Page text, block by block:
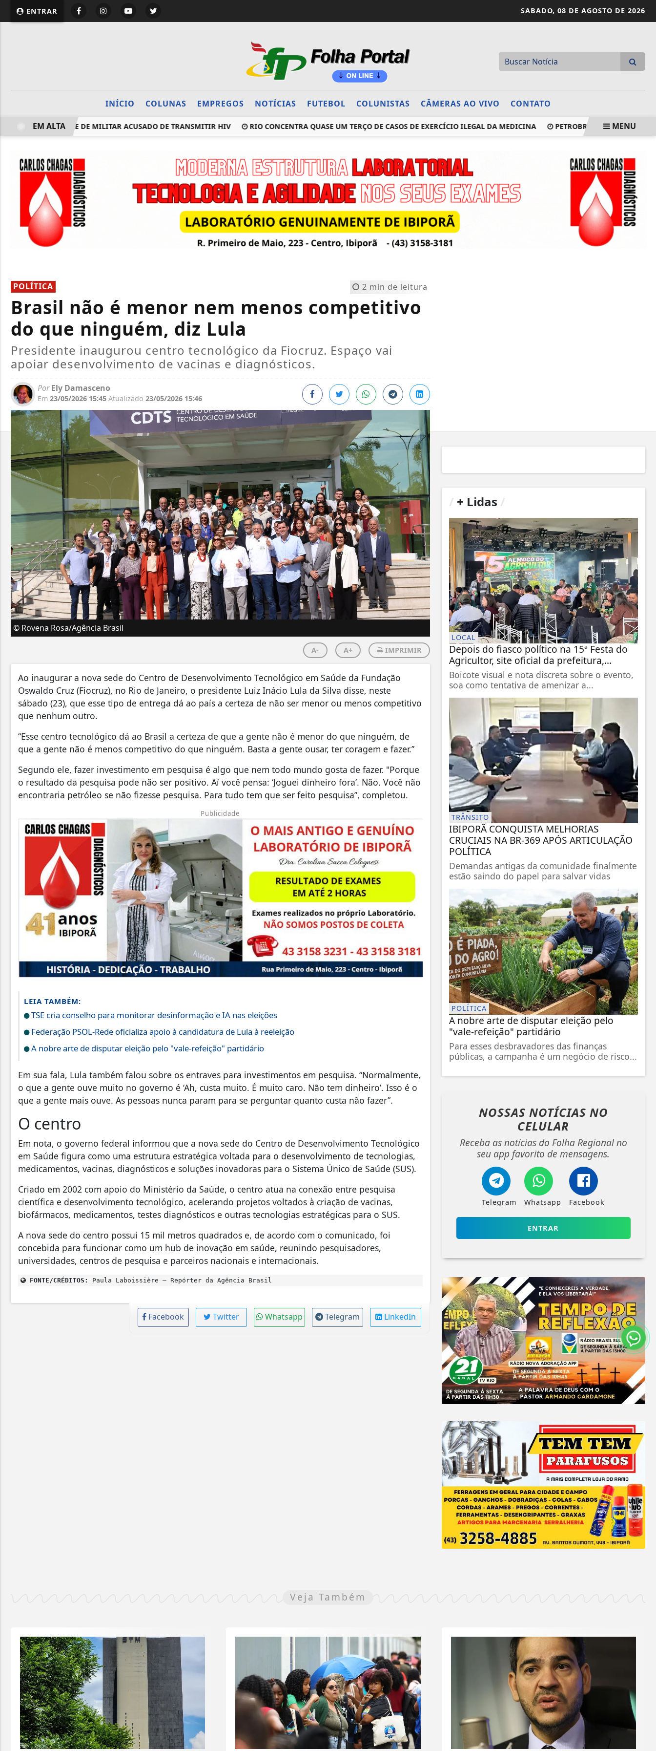
website page view counter
ENTRAR SABADO, 08 DE AGOSTO DE 2026
INÍCIO COLUNAS EMPREGOS NOTÍCIAS FUTEBOL COLUNISTAS CÂMERAS AO VIVO CONTATO
DE PATENTE DE MILITAR ACUSADO DE TRANSMITIR HIV RIO CONCENTRA QUASE UM TERÇO DE CASOS DE EXERCÍCIO ILEGAL DA MEDICINA PETROBRAS DESCOBRE MAIS
EM ALTA MENU
2 min de leitura
POLÍTICA
Brasil não é menor nem menos competitivo
do que ninguém, diz Lula
Presidente inaugurou centro tecnológico da Fiocruz. Espaço vai
apoiar desenvolvimento de vacinas e diagnósticos.
PorEly Damasceno
Em 23/05/2026 15:45 Atualizado 23/05/2026 15:46
© Rovena Rosa/Agência Brasil
A- A+ IMPRIMIR
Ao inaugurar a nova sede do Centro de Desenvolvimento Tecnológico em Saúde da Fundação
Oswaldo Cruz (Fiocruz), no Rio de Janeiro, o presidente Luiz Inácio Lula da Silva disse, neste
sábado (23), que esse tipo de entrega dá ao país a certeza de não ser menor ou menos competitivo
que nenhum outro.
“Esse centro tecnológico dá ao Brasil a certeza de que a gente não é menor do que ninguém, de
que a gente não é menos competitivo do que ninguém. Basta a gente ousar, ter coragem e fazer.”
Segundo ele, fazer investimento em pesquisa é algo que nem todo mundo gosta de fazer. "Porque
o resultado da pesquisa pode não ser positivo. Aí você pensa: ‘Joguei dinheiro fora’. Não. Você não
encontraria petróleo se não fizesse pesquisa. Para tudo tem que ser feito pesquisa”, completou.
Publicidade
LEIA TAMBÉM:
TSE cria conselho para monitorar desinformação e IA nas eleições
Federação PSOL-Rede oficializa apoio à candidatura de Lula à reeleição
A nobre arte de disputar eleição pelo "vale-refeição" partidário
Em sua fala, Lula também falou sobre os entraves para investimentos em pesquisa. “Normalmente,
o que a gente ouve muito no governo é ‘Ah, custa muito. É muito caro. Não tem dinheiro’. Isso é o
que a gente mais ouve. As pessoas nunca param para se perguntar quanto custa não fazer”.
O centro
Em nota, o governo federal informou que a nova sede do Centro de Desenvolvimento Tecnológico
em Saúde figura como uma estrutura estratégica voltada para o desenvolvimento de tecnologias,
medicamentos, vacinas, diagnósticos e soluções inovadoras para o Sistema Único de Saúde (SUS).
Criado em 2002 com apoio do Ministério da Saúde, o centro atua na conexão entre pesquisa
científica e desenvolvimento tecnológico, acelerando projetos voltados à criação de vacinas,
biofármacos, medicamentos, testes diagnósticos e outras tecnologias estratégicas para o SUS.
A nova sede do centro possui 15 mil metros quadrados e, de acordo com o comunicado, foi
concebida para funcionar como um hub de inovação em saúde, reunindo pesquisadores,
universidades, centros de pesquisa e parceiros nacionais e internacionais.
FONTE/CRÉDITOS: Paula Laboissière – Repórter da Agência Brasil
Facebook Twitter Whatsapp Telegram LinkedIn
+ Lidas
LOCAL
Depois do fiasco político na 15ª Festa do
Agricultor, site oficial da prefeitura,...
Boicote visual e nota discreta sobre o evento,
soa como tentativa de amenizar a...
TRÂNSITO
IBIPORÃ CONQUISTA MELHORIAS
CRUCIAIS NA BR-369 APÓS ARTICULAÇÃO
POLÍTICA
Demandas antigas da comunidade finalmente
estão saindo do papel para salvar vidas
POLÍTICA
A nobre arte de disputar eleição pelo
"vale-refeição" partidário
Para esses desbravadores das finanças
públicas, a campanha é um negócio de risco...
NOSSAS NOTÍCIAS NO
CELULAR
Receba as notícias do Folha Regional no
seu app favorito de mensagens.
Telegram Whatsapp Facebook
ENTRAR
Veja Também